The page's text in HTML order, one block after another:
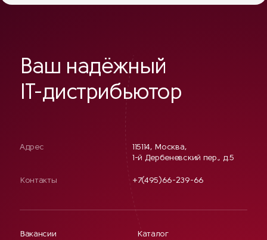
Ваш надёжный
IT-дистрибьютор
Адрес
115114, Москва,
1-й Дербеневский пер., д.5
Контакты +7(495)66-239-66
Вакансии
Каталог